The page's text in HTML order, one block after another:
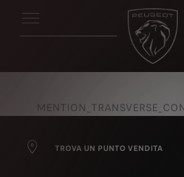
TROVA UN PUNTO VENDITA